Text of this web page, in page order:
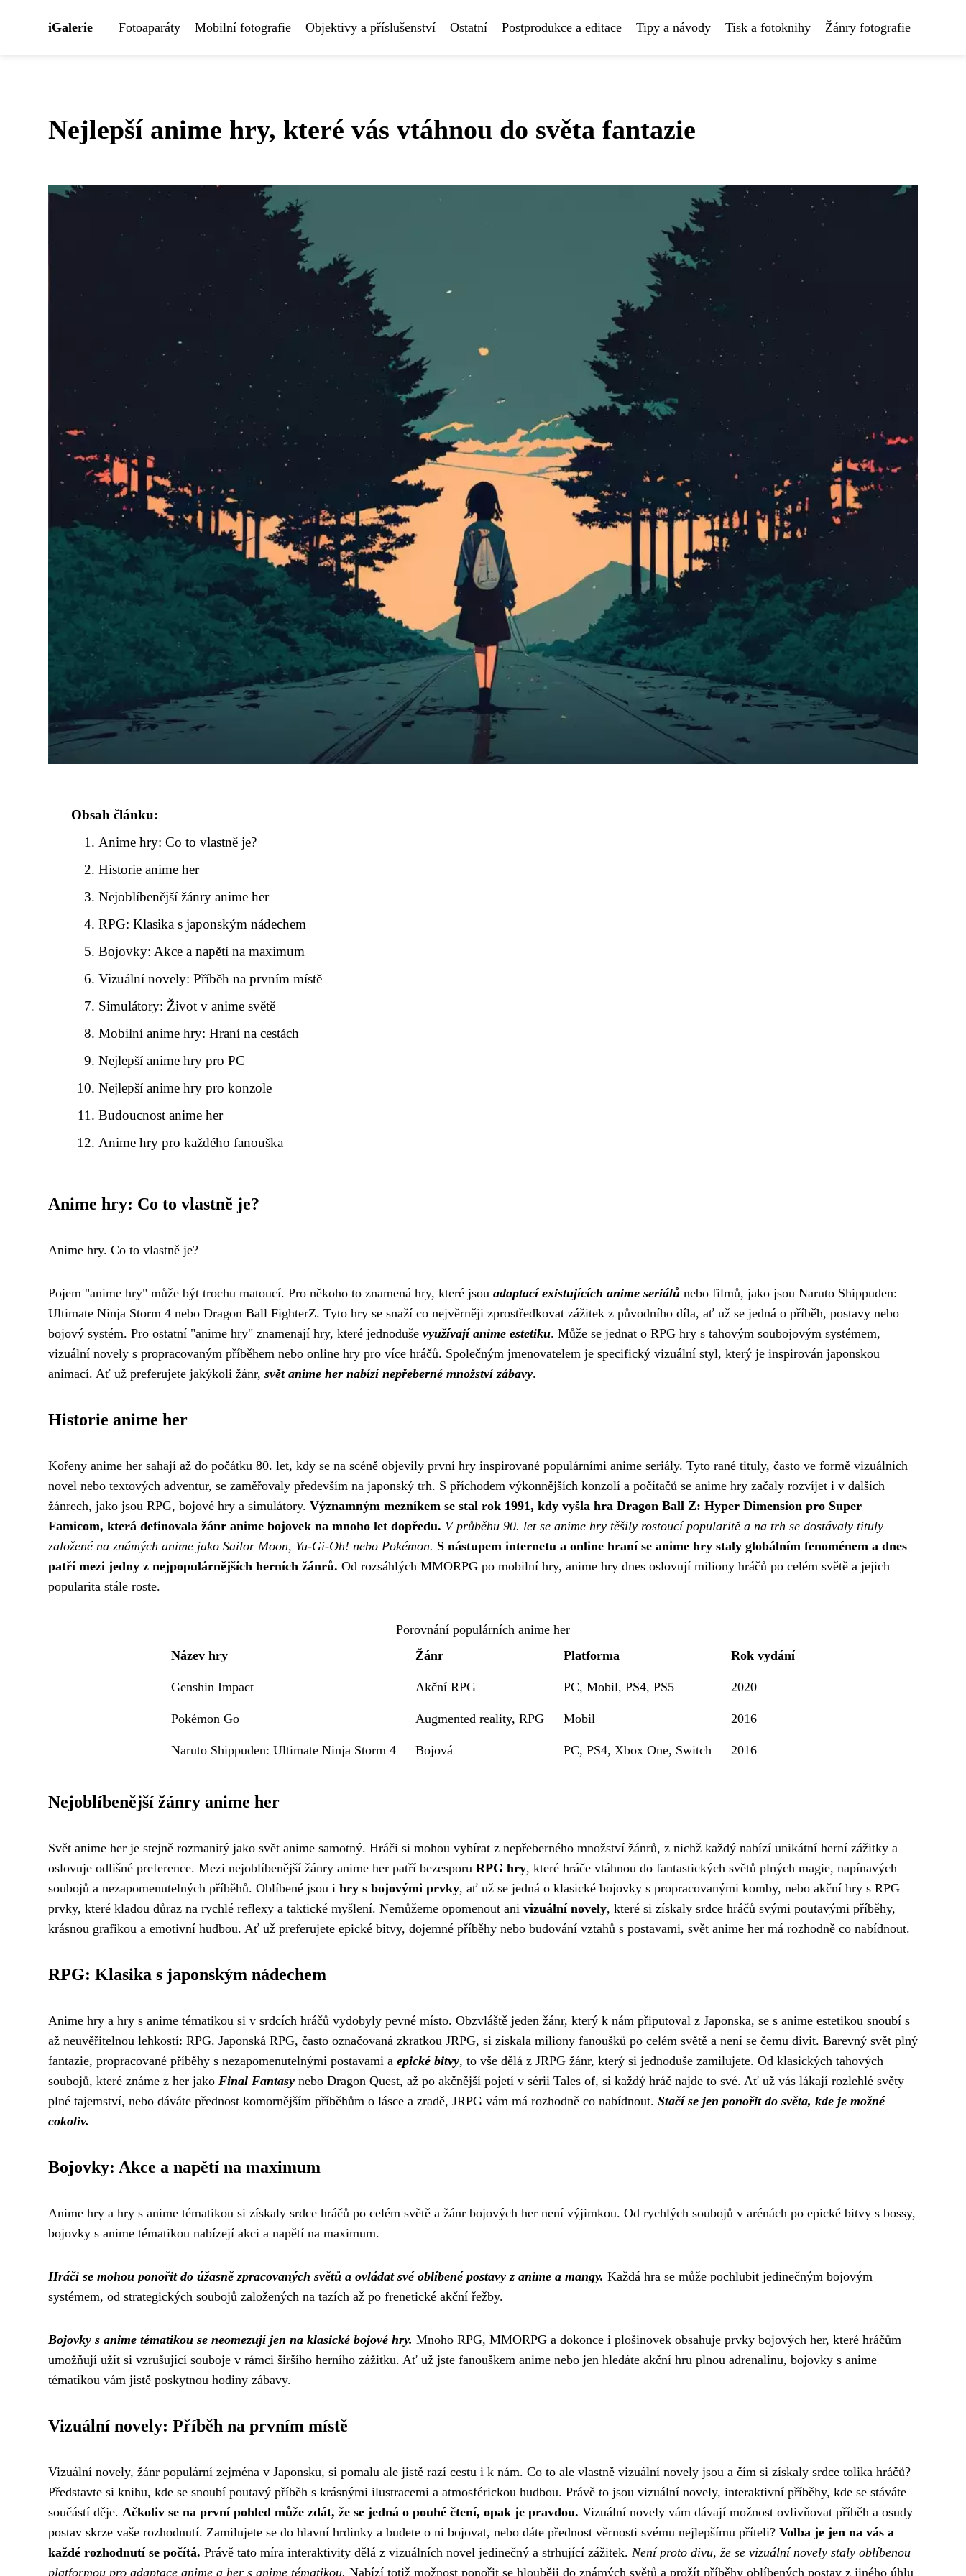
iGalerie Fotoaparáty Mobilní fotografie Objektivy a příslušenství Ostatní Postprodukce a editace Tipy a návody Tisk a fotoknihy Žánry fotografie
Nejlepší anime hry, které vás vtáhnou do světa fantazie
Obsah článku:
Anime hry: Co to vlastně je?
Historie anime her
Nejoblíbenější žánry anime her
RPG: Klasika s japonským nádechem
Bojovky: Akce a napětí na maximum
Vizuální novely: Příběh na prvním místě
Simulátory: Život v anime světě
Mobilní anime hry: Hraní na cestách
Nejlepší anime hry pro PC
Nejlepší anime hry pro konzole
Budoucnost anime her
Anime hry pro každého fanouška
Anime hry: Co to vlastně je?
Anime hry. Co to vlastně je?
Pojem "anime hry" může být trochu matoucí. Pro někoho to znamená hry, které jsou adaptací existujících anime seriálů nebo filmů, jako jsou Naruto Shippuden:
Ultimate Ninja Storm 4 nebo Dragon Ball FighterZ. Tyto hry se snaží co nejvěrněji zprostředkovat zážitek z původního díla, ať už se jedná o příběh, postavy nebo
bojový systém. Pro ostatní "anime hry" znamenají hry, které jednoduše využívají anime estetiku. Může se jednat o RPG hry s tahovým soubojovým systémem,
vizuální novely s propracovaným příběhem nebo online hry pro více hráčů. Společným jmenovatelem je specifický vizuální styl, který je inspirován japonskou
animací. Ať už preferujete jakýkoli žánr, svět anime her nabízí nepřeberné množství zábavy.
Historie anime her
Kořeny anime her sahají až do počátku 80. let, kdy se na scéně objevily první hry inspirované populárními anime seriály. Tyto rané tituly, často ve formě vizuálních
novel nebo textových adventur, se zaměřovaly především na japonský trh. S příchodem výkonnějších konzolí a počítačů se anime hry začaly rozvíjet i v dalších
žánrech, jako jsou RPG, bojové hry a simulátory. Významným mezníkem se stal rok 1991, kdy vyšla hra Dragon Ball Z: Hyper Dimension pro Super
Famicom, která definovala žánr anime bojovek na mnoho let dopředu. V průběhu 90. let se anime hry těšily rostoucí popularitě a na trh se dostávaly tituly
založené na známých anime jako Sailor Moon, Yu-Gi-Oh! nebo Pokémon. S nástupem internetu a online hraní se anime hry staly globálním fenoménem a dnes
patří mezi jedny z nejpopulárnějších herních žánrů. Od rozsáhlých MMORPG po mobilní hry, anime hry dnes oslovují miliony hráčů po celém světě a jejich
popularita stále roste.
Porovnání populárních anime her
Název hry
Žánr Platforma Rok vydání
Genshin Impact Akční RPG PC, Mobil, PS4, PS5 2020
Pokémon Go Augmented reality, RPG Mobil 2016
Naruto Shippuden: Ultimate Ninja Storm 4 Bojová PC, PS4, Xbox One, Switch 2016
Nejoblíbenější žánry anime her
Svět anime her je stejně rozmanitý jako svět anime samotný. Hráči si mohou vybírat z nepřeberného množství žánrů, z nichž každý nabízí unikátní herní zážitky a
oslovuje odlišné preference. Mezi nejoblíbenější žánry anime her patří bezesporu RPG hry, které hráče vtáhnou do fantastických světů plných magie, napínavých
soubojů a nezapomenutelných příběhů. Oblíbené jsou i hry s bojovými prvky, ať už se jedná o klasické bojovky s propracovanými komby, nebo akční hry s RPG
prvky, které kladou důraz na rychlé reflexy a taktické myšlení. Nemůžeme opomenout ani vizuální novely, které si získaly srdce hráčů svými poutavými příběhy,
krásnou grafikou a emotivní hudbou. Ať už preferujete epické bitvy, dojemné příběhy nebo budování vztahů s postavami, svět anime her má rozhodně co nabídnout.
RPG: Klasika s japonským nádechem
Anime hry a hry s anime tématikou si v srdcích hráčů vydobyly pevné místo. Obzvláště jeden žánr, který k nám připutoval z Japonska, se s anime estetikou snoubí s
až neuvěřitelnou lehkostí: RPG. Japonská RPG, často označovaná zkratkou JRPG, si získala miliony fanoušků po celém světě a není se čemu divit. Barevný svět plný
fantazie, propracované příběhy s nezapomenutelnými postavami a epické bitvy, to vše dělá z JRPG žánr, který si jednoduše zamilujete. Od klasických tahových
soubojů, které známe z her jako Final Fantasy nebo Dragon Quest, až po akčnější pojetí v sérii Tales of, si každý hráč najde to své. Ať už vás lákají rozlehlé světy
plné tajemství, nebo dáváte přednost komornějším příběhům o lásce a zradě, JRPG vám má rozhodně co nabídnout. Stačí se jen ponořit do světa, kde je možné
cokoliv.
Bojovky: Akce a napětí na maximum
Anime hry a hry s anime tématikou si získaly srdce hráčů po celém světě a žánr bojových her není výjimkou. Od rychlých soubojů v arénách po epické bitvy s bossy,
bojovky s anime tématikou nabízejí akci a napětí na maximum.
Hráči se mohou ponořit do úžasně zpracovaných světů a ovládat své oblíbené postavy z anime a mangy. Každá hra se může pochlubit jedinečným bojovým
systémem, od strategických soubojů založených na tazích až po frenetické akční řežby.
Bojovky s anime tématikou se neomezují jen na klasické bojové hry. Mnoho RPG, MMORPG a dokonce i plošinovek obsahuje prvky bojových her, které hráčům
umožňují užít si vzrušující souboje v rámci širšího herního zážitku. Ať už jste fanouškem anime nebo jen hledáte akční hru plnou adrenalinu, bojovky s anime
tématikou vám jistě poskytnou hodiny zábavy.
Vizuální novely: Příběh na prvním místě
Vizuální novely, žánr populární zejména v Japonsku, si pomalu ale jistě razí cestu i k nám. Co to ale vlastně vizuální novely jsou a čím si získaly srdce tolika hráčů?
Představte si knihu, kde se snoubí poutavý příběh s krásnými ilustracemi a atmosférickou hudbou. Právě to jsou vizuální novely, interaktivní příběhy, kde se stáváte
součástí děje. Ačkoliv se na první pohled může zdát, že se jedná o pouhé čtení, opak je pravdou. Vizuální novely vám dávají možnost ovlivňovat příběh a osudy
postav skrze vaše rozhodnutí. Zamilujete se do hlavní hrdinky a budete o ni bojovat, nebo dáte přednost věrnosti svému nejlepšímu příteli? Volba je jen na vás a
každé rozhodnutí se počítá. Právě tato míra interaktivity dělá z vizuálních novel jedinečný a strhující zážitek. Není proto divu, že se vizuální novely staly oblíbenou
platformou pro adaptace anime a her s anime tématikou. Nabízí totiž možnost ponořit se hlouběji do známých světů a prožít příběhy oblíbených postav z jiného úhlu